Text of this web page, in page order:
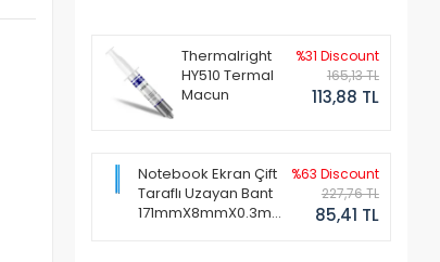
Thermalright
HY510 Termal
Macun
%31 Discount
165,13 TL
113,88 TL
Notebook Ekran Çift
Taraflı Uzayan Bant
171mmX8mmX0.3mm
%63 Discount
227,76 TL
85,41 TL